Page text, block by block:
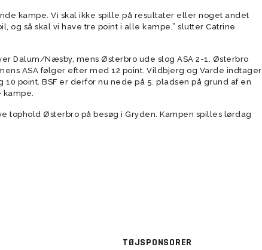
kampe. Vi skal ikke spille på resultater eller noget andet
og så skal vi have tre point i alle kampe,” slutter Catrine
Dalum/Næsby, mens Østerbro ude slog ASA 2-1. Østerbro
ASA følger efter med 12 point. Vildbjerg og Varde indtager
point. BSF er derfor nu nede på 5. pladsen på grund af en
kampe.
tophold Østerbro på besøg i Gryden. Kampen spilles lørdag
TØJSPONSORER